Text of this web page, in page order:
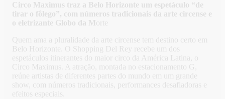
Circo Maximus traz a Belo Horizonte um espetáculo “de
tirar o fôlego”, com números tradicionais da arte circense e
o eletrizante Globo da M orte
Quem ama a pluralidade da arte circense tem destino certo em
Belo Horizonte. O Shopping Del Rey recebe um dos
espetáculos itinerantes do maior circo da América Latina, o
Circo Maximus. A atração, montada no estacionamento G,
reúne artistas de diferentes partes do mundo em um grande
show, com números tradicionais, performances desafiadoras e
efeitos especiais.